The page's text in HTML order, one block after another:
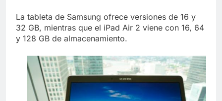
La tableta de Samsung ofrece versiones de 16 y
32 GB, mientras que el iPad Air 2 viene con 16, 64
y 128 GB de almacenamiento.